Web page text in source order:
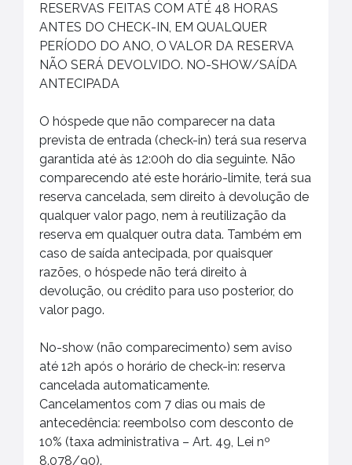
RESERVAS FEITAS COM ATÉ 48 HORAS
ANTES DO CHECK-IN, EM QUALQUER
PERÍODO DO ANO, O VALOR DA RESERVA
NÃO SERÁ DEVOLVIDO. NO-SHOW/SAÍDA
ANTECIPADA
O hóspede que não comparecer na data
prevista de entrada (check-in) terá sua reserva
garantida até às 12:00h do dia seguinte. Não
comparecendo até este horário-limite, terá sua
reserva cancelada, sem direito à devolução de
qualquer valor pago, nem à reutilização da
reserva em qualquer outra data. Também em
caso de saída antecipada, por quaisquer
razões, o hóspede não terá direito à
devolução, ou crédito para uso posterior, do
valor pago.
No-show (não comparecimento) sem aviso
até 12h após o horário de check-in: reserva
cancelada automaticamente.
Cancelamentos com 7 dias ou mais de
antecedência: reembolso com desconto de
10% (taxa administrativa – Art. 49, Lei nº
8.078/90).